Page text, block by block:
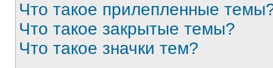
Что такое прилепленные
Что такое закрытые темы?
Что такое значки тем?